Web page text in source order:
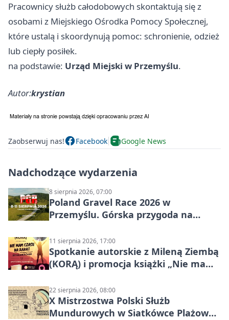
Pracownicy służb całodobowych skontaktują się z
osobami z Miejskiego Ośrodka Pomocy Społecznej,
które ustalą i skoordynują pomoc: schronienie, odzież
lub ciepły posiłek.
na podstawie: Urząd Miejski w Przemyślu.
Autor:krystian
Zaobserwuj nas! Facebook Google News
Nadchodzące wydarzenia
8 sierpnia 2026, 07:00
Poland Gravel Race 2026 w
Przemyślu. Górska przygoda na
11 sierpnia 2026, 17:00
Spotkanie autorskie z Mileną Ziembą
(KORĄ) i promocja książki „Nie mam
22 sierpnia 2026, 08:00
X Mistrzostwa Polski Służb
Mundurowych w Siatkówce Plażowej